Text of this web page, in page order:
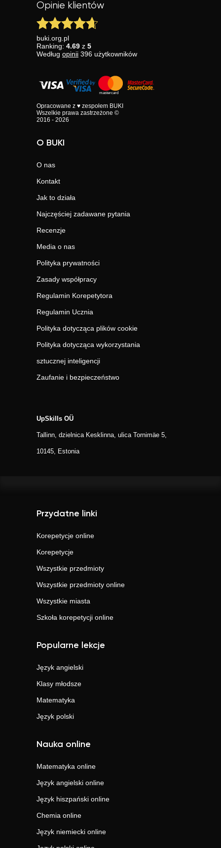
Opinie klientów
buki.org.pl
Ranking: 4.69 z 5
Według opinii 396 użytkowników
Opracowane z ♥ zespołem BUKI
Wszelkie prawa zastrzeżone ©
2016 - 2026
O BUKI
O nas
Kontakt
Jak to działa
Najczęściej zadawane pytania
Recenzje
Media o nas
Polityka prywatności
Zasady współpracy
Regulamin Korepetytora
Regulamin Ucznia
Polityka dotycząca plików cookie
Polityka dotycząca wykorzystania
sztucznej inteligencji
Zaufanie i bezpieczeństwo
UpSkills OÜ
Tallinn, dzielnica Kesklinna, ulica Tornimäe 5,
10145, Estonia
Przydatne linki
Korepetycje online
Korepetycje
Wszystkie przedmioty
Wszystkie przedmioty online
Wszystkie miasta
Szkoła korepetycji online
Popularne lekcje
Język angielski
Klasy młodsze
Matematyka
Język polski
Nauka online
Matematyka online
Język angielski online
Język hiszpański online
Chemia online
Język niemiecki online